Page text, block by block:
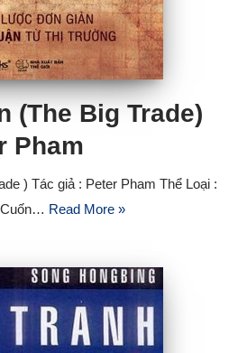
(The Big Trade)
Pham
) Tác giả : Peter Pham Thể Loại :
Read More »